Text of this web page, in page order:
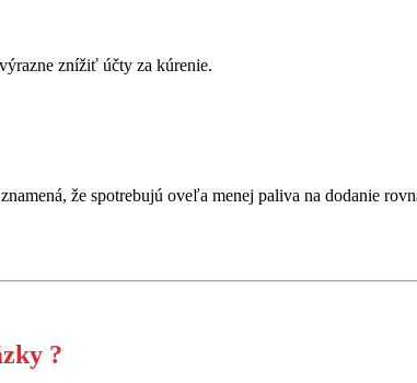
znížiť účty za kúrenie.
že spotrebujú oveľa menej paliva na dodanie
?